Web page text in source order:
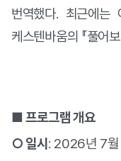
번역했다. 최근에는
케스텐바움의 『풀어
■ 프로그램 개요
○ 일시 : 2026년 7